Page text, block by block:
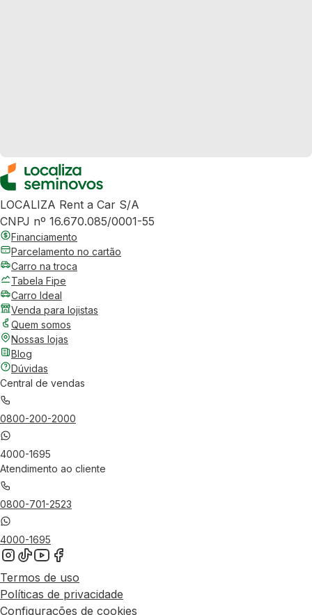
LOCALIZA Rent a Car S/A
CNPJ nº 16.670.085/0001-55
Financiamento
Parcelamento no cartão
Carro na troca
Tabela Fipe
Carro Ideal
Venda para lojistas
Quem somos
Nossas lojas
Blog
Dúvidas
Central de vendas
0800-200-2000
4000-1695
Atendimento ao cliente
0800-701-2523
4000-1695
Termos de uso
Políticas de privacidade
Configurações de cookies